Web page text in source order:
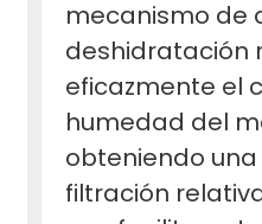
mecanismo de
deshidratación
eficazmente el
humedad del
obteniendo
filtración